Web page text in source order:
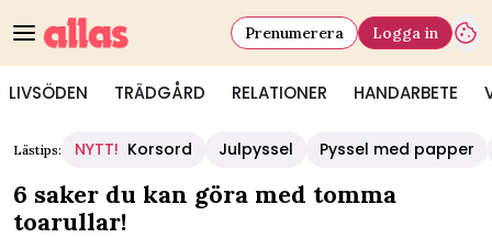
LIVSÖDEN TRÄDGÅRD RELATIONER HANDARBETE
Prenumerera Logga in
Lästips: NYTT! Korsord Julpyssel Pyssel med papper
6 saker du kan göra med tomma
toarullar!